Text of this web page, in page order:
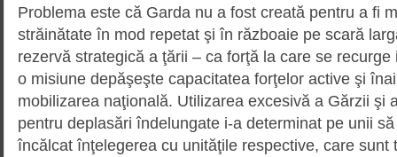
Problema este că Garda nu a fost creată pentru a fi
străinătate în mod repetat şi în războaie pe scară
rezervă strategică a ţării – ca forţă la care se
o misiune depăşeşte capacitatea forţelor active şi
mobilizarea naţională. Utilizarea excesivă a Gărzii şi
pentru deplasări îndelungate i-a determinat pe unii
încălcat înţelegerea cu unităţile respective, care sunt